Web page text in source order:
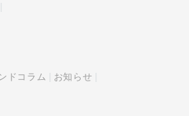
ドコラム お知らせ